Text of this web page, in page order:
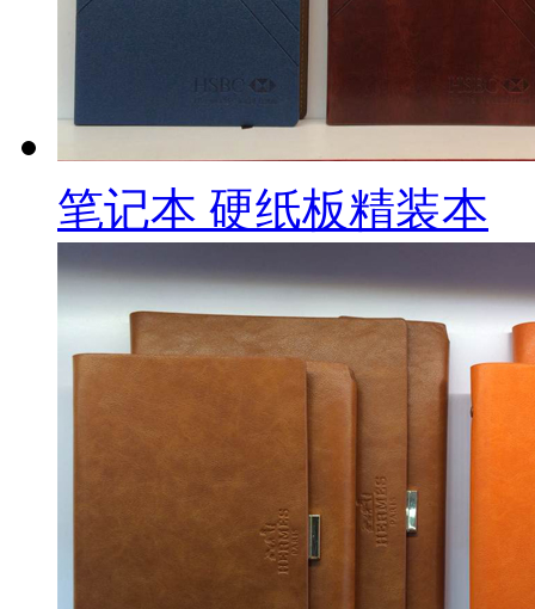
笔记本 硬纸板精装本